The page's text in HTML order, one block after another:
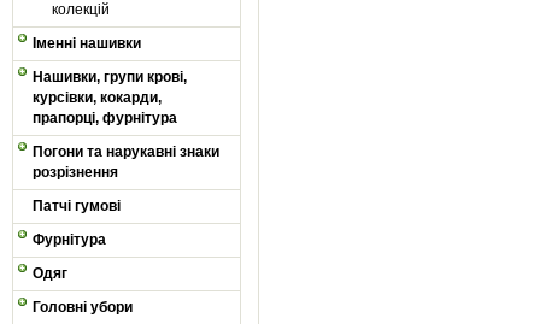
колекцій
Іменні нашивки
Нашивки, групи крові,
курсівки, кокарди,
прапорці, фурнітура
Погони та нарукавні знаки
розрізнення
Патчі гумові
Фурнітура
Одяг
Головні убори